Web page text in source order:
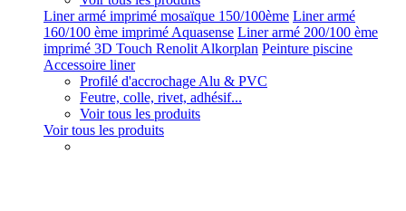
Liner armé imprimé mosaïque 150/100ème Liner armé
160/100 ème imprimé Aquasense Liner armé 200/100 ème
imprimé 3D Touch Renolit Alkorplan Peinture piscine
Accessoire liner
Profilé d'accrochage Alu & PVC
Feutre, colle, rivet, adhésif...
Voir tous les produits
Voir tous les produits